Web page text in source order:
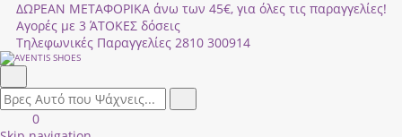
ΔΩΡΕΑΝ ΜΕΤΑΦΟΡΙΚΑ άνω των 45€, για όλες τις παραγγελίες!
Αγορές με 3 ΆΤΟΚΕΣ δόσεις
Τηλεφωνικές Παραγγελίες 2810 300914
field.search
ΕίσοδοςΚΑΛΑΘΙ
0